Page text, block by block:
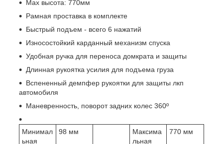
Max высота: 770мм
Рамная проставка в комплекте
Быстрый подъем - всего 6 нажатий
Износостойкий карданный механизм спуска
Удобная ручка для переноса домкрата и защиты
Длинная рукоятка усилия для подъема груза
Вспененный демпфер рукоятки для защиты лкп
автомобиля
Маневренность, поворот задних колес 360º
Минимал
ьная
98 мм
Максима
льная
770 мм